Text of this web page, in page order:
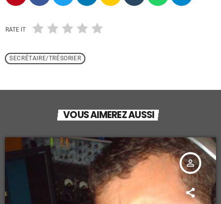
RATE IT
SECRÉTAIRE/TRÉSORIER
VOUS AIMEREZ AUSSI
person_outline